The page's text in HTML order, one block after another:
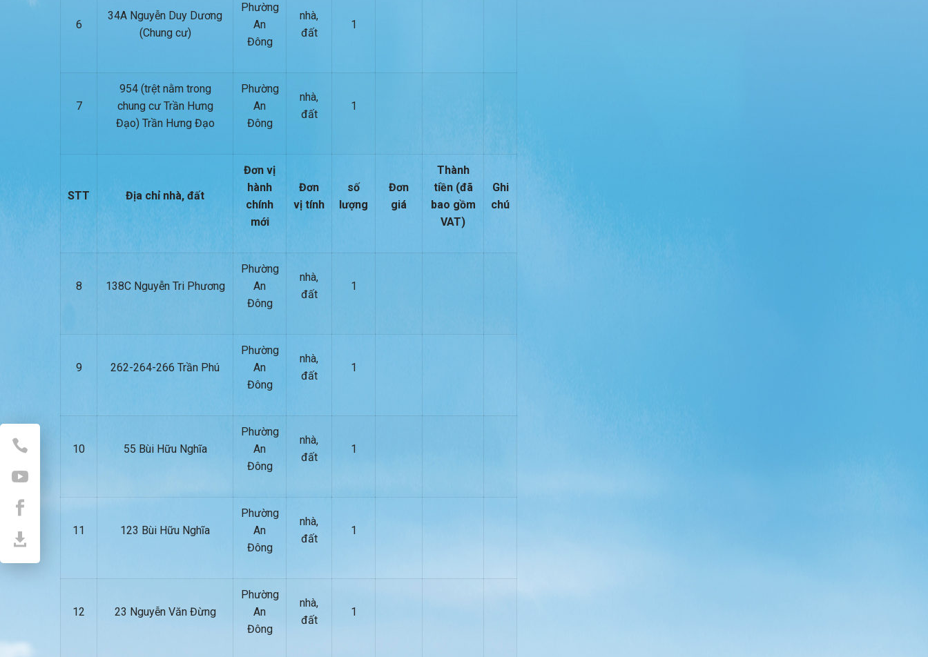
6
34A Nguyễn Duy Dương
(Chung cư)
Phường
An
Đông
nhà,
đất
1
7
954 (trệt nằm trong
chung cư Trần Hưng
Đạo) Trần Hưng Đạo
Phường
An
Đông
nhà,
đất
1
STT Địa chỉ nhà, đất
Đơn vị
hành
chính
mới
Đơn
vị tính
số
lượng
Đơn
giá
Thành
tiền (đã
bao gồm
VAT)
Ghi
chú
8 138C Nguyễn Tri Phương
Phường
An
Đông
nhà,
đất
1
9 262-264-266 Trần Phú
Phường
An
Đông
nhà,
đất
1
10 55 Bùi Hữu Nghĩa
Phường
An
Đông
nhà,
đất
1
11 123 Bùi Hữu Nghĩa
Phường
An
Đông
nhà,
đất
1
12 23 Nguyễn Văn Đừng
Phường
An
Đông
nhà,
đất
1